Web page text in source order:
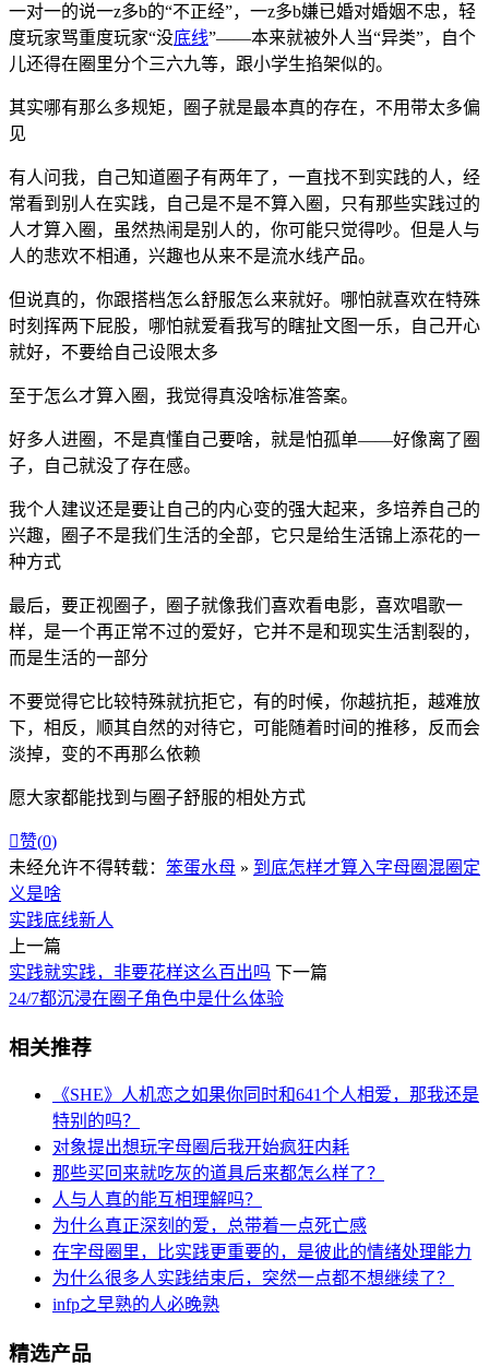
一对一的说一z多b的“不正经”，一z多b嫌已婚对婚姻不忠，轻
度玩家骂重度玩家“没底线”——本来就被外人当“异类”，自个
儿还得在圈里分个三六九等，跟小学生掐架似的。
其实哪有那么多规矩，圈子就是最本真的存在，不用带太多偏
见
有人问我，自己知道圈子有两年了，一直找不到实践的人，经
常看到别人在实践，自己是不是不算入圈，只有那些实践过的
人才算入圈，虽然热闹是别人的，你可能只觉得吵。但是人与
人的悲欢不相通，兴趣也从来不是流水线产品。
但说真的，你跟搭档怎么舒服怎么来就好。哪怕就喜欢在特殊
时刻挥两下屁股，哪怕就爱看我写的瞎扯文图一乐，自己开心
就好，不要给自己设限太多
至于怎么才算入圈，我觉得真没啥标准答案。
好多人进圈，不是真懂自己要啥，就是怕孤单——好像离了圈
子，自己就没了存在感。
我个人建议还是要让自己的内心变的强大起来，多培养自己的
兴趣，圈子不是我们生活的全部，它只是给生活锦上添花的一
种方式
最后，要正视圈子，圈子就像我们喜欢看电影，喜欢唱歌一
样，是一个再正常不过的爱好，它并不是和现实生活割裂的，
而是生活的一部分
不要觉得它比较特殊就抗拒它，有的时候，你越抗拒，越难放
下，相反，顺其自然的对待它，可能随着时间的推移，反而会
淡掉，变的不再那么依赖
愿大家都能找到与圈子舒服的相处方式
赞(0)
未经允许不得转载： 笨蛋水母 » 到底怎样才算入字母圈混圈定
义是啥
实践底线新人
上一篇
实践就实践，非要花样这么百出吗 下一篇
24/7都沉浸在圈子角色中是什么体验
相关推荐
《SHE》人机恋之如果你同时和641个人相爱，那我还是
特别的吗？
对象提出想玩字母圈后我开始疯狂内耗
那些买回来就吃灰的道具后来都怎么样了？
人与人真的能互相理解吗？
为什么真正深刻的爱，总带着一点死亡感
在字母圈里，比实践更重要的，是彼此的情绪处理能力
为什么很多人实践结束后，突然一点都不想继续了？
infp之早熟的人必晚熟
精选产品